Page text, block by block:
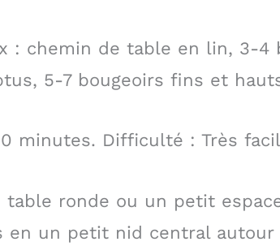
: chemin de table en lin, 3-4
5-7 bougeoirs fins et
minutes. Difficulté : Très
table ronde ou un petit
en un petit nid central autour